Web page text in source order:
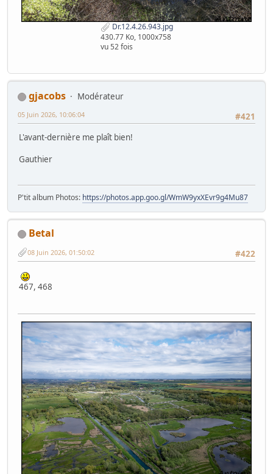
Dr.12.4.26.943.jpg
430.77 Ko, 1000x758
vu 52 fois
gjacobs
Modérateur
#421
05 Juin 2026, 10:06:04
L'avant-dernière me plaît bien!
Gauthier
P'tit album Photos: https://photos.app.goo.gl/WmW9yxXEvr9g4Mu87
Betal
#422
08 Juin 2026, 01:50:02
467, 468